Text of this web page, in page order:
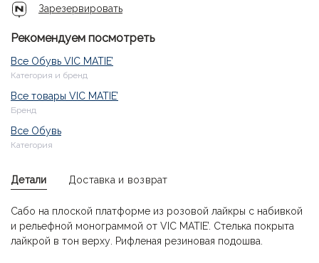
Зарезервировать
Рекомендуем посмотреть
Все Обувь VIC MATIE’
Категория и бренд
Все товары VIC MATIE’
Бренд
Все Обувь
Категория
Детали Доставка и возврат
Сабо на плоской платформе из розовой лайкры с набивкой
и рельефной монограммой от VIC MATIE’. Стелька покрыта
лайкрой в тон верху. Рифленая резиновая подошва.